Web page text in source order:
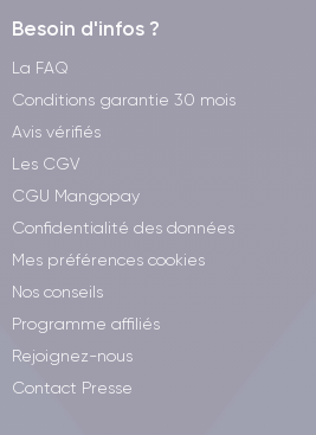
Besoin d'infos ?
La FAQ
Conditions garantie 30 mois
Avis vérifiés
Les CGV
CGU Mangopay
Confidentialité des données
Mes préférences cookies
Nos conseils
Programme affiliés
Rejoignez-nous
Contact Presse